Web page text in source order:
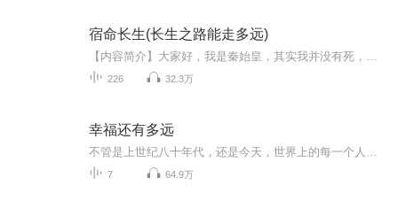
宿命长生(长生之路能走多远)
226 32.3万
幸福还有多远
7 64.9万